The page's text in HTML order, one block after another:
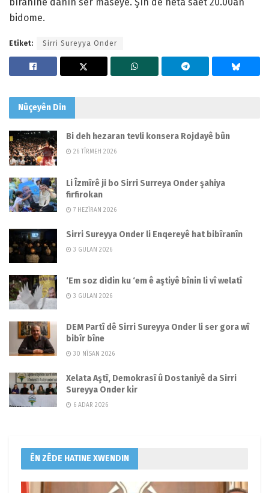
bidome.
Etîket: Sirri Sureyya Onder
Nûçeyên Din
Bi deh hezaran tevli konsera Rojdayê bûn
26 TÎRMEH 2026
Li Îzmîrê ji bo Sirri Surreya Onder şahiya
firfirokan
7 HEZÎRAN 2026
Sirri Sureyya Onder li Enqereyê hat bibîranîn
3 GULAN 2026
‘Em soz didin ku ‘em ê aştiyê bînin li vî welatî
3 GULAN 2026
DEM Partî dê Sirri Sureyya Onder li ser gora wî
bibîr bîne
30 NÎSAN 2026
Xelata Aştî, Demokrasî û Dostaniyê da Sirri
Sureyya Onder kir
6 ADAR 2026
ÊN ZÊDE HATINE XWENDIN